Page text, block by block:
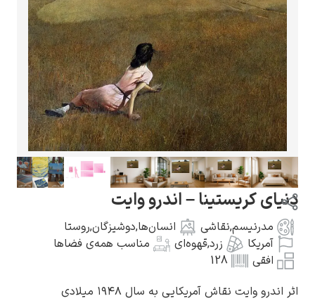
کلود مونه
ونسان ون گوگ
گوستاو کلیمت
کریستینا – اندرو وایت
,نقاشی انسان‌ها,دوشیزگان,روستا
زرد,قهوه‌ای
مناسب همه‌ی فضاها
128
نقاش آمریکایی به سال ۱۹۴۸ میلادی